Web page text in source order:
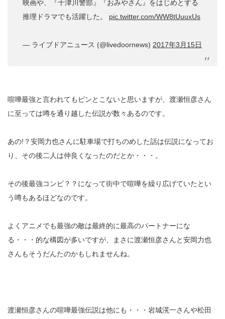
映画や、『十津川警部』『おみやさん』をはじめとする
推理ドラマでも活躍した。 pic.twitter.com/WW8tUuuxUs
— ライブドアニュース (@livedoornews) 2017年3月15日
喧嘩最強と言われてもピンとこないと思いますが、渡瀬恒彦さん
に至っては噂を通り越した伝説が数々あるのです。
あの!？安岡力也さんに駐車場で打ちのめした話は伝説になってお
り、その後二人は仲良くなったのだとか・・・。
その後最強コンビ？？になって街中で喧嘩を繰り広げていたとい
う噂もあるほどなのです。
よくアニメでも最強の敵は最終的に最高のパートナーにな
る・・・的な構図が多いですが、まさに渡瀬恒彦さんと安岡力也
さんもそうだんたのかもしれませんね。
渡瀬恒彦さんの喧嘩最強伝説は他にも・・・岩城滉一さんや松田